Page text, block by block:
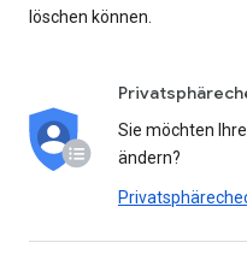
löschen können.
Sie möchten
ändern?